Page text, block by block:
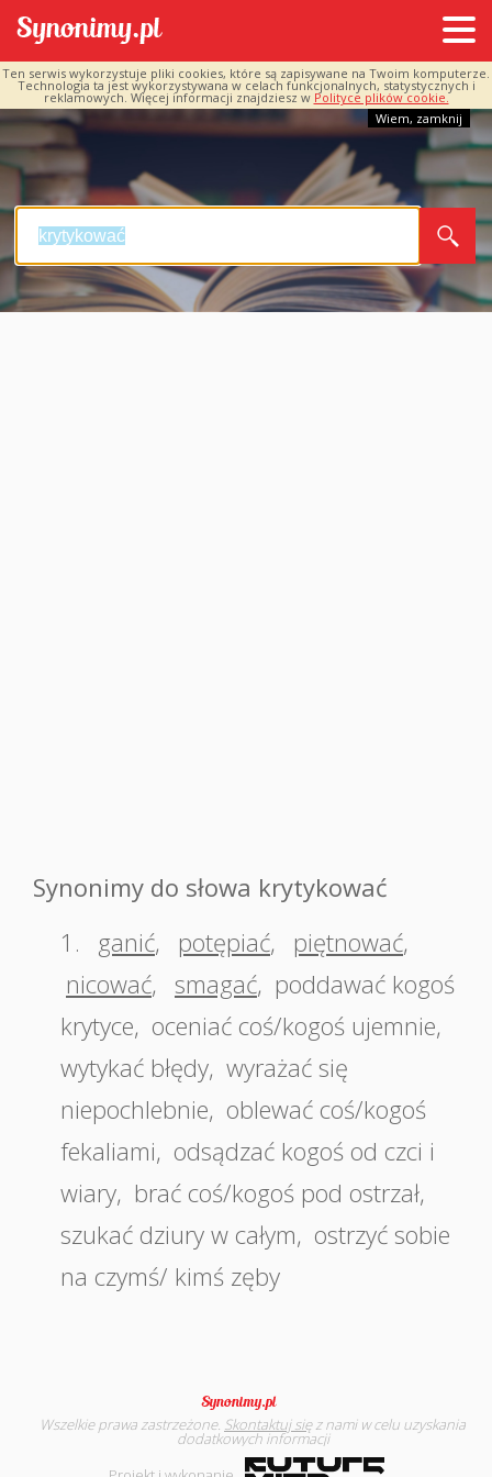
Ten serwis wykorzystuje pliki cookies, które są zapisywane na Twoim komputerze.
Technologia ta jest wykorzystywana w celach funkcjonalnych, statystycznych i
reklamowych. Więcej informacji znajdziesz w Polityce plików cookie.
Wiem, zamknij
Synonimy do słowa krytykować
1.
ganić, potępiać, piętnować,
nicować, smagać, poddawać kogoś
krytyce, oceniać coś/kogoś ujemnie,
wytykać błędy, wyrażać się
niepochlebnie, oblewać coś/kogoś
fekaliami, odsądzać kogoś od czci i
wiary, brać coś/kogoś pod ostrzał,
szukać dziury w całym, ostrzyć sobie
na czymś/ kimś zęby
Wszelkie prawa zastrzeżone. Skontaktuj sięz nami w celu uzyskania
dodatkowych informacji